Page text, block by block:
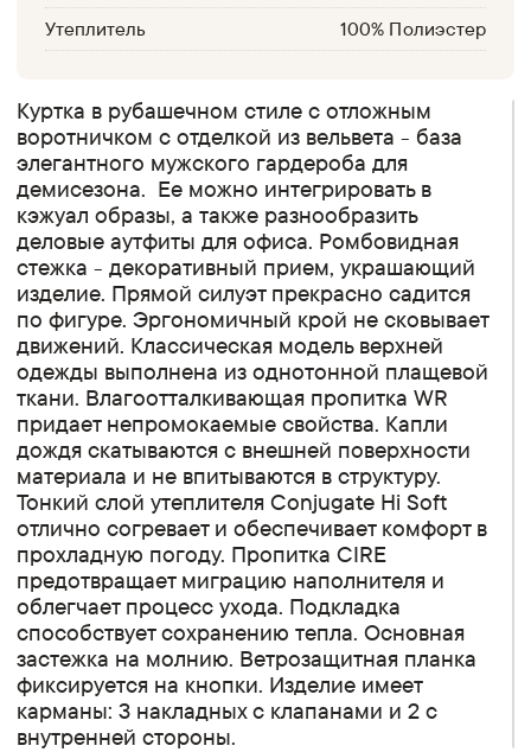
Куртка в рубашечном стиле с отложным
воротничком с отделкой из вельвета - база
элегантного мужского гардероба для
демисезона. Ее можно интегрировать в
кэжуал образы, а также разнообразить
деловые аутфиты для офиса. Ромбовидная
стежка - декоративный прием, украшающий
изделие. Прямой силуэт прекрасно садится
по фигуре. Эргономичный крой не сковывает
движений. Классическая модель верхней
одежды выполнена из однотонной плащевой
ткани. Влагоотталкивающая пропитка WR
придает непромокаемые свойства. Капли
дождя скатываются с внешней поверхности
материала и не впитываются в структуру.
Тонкий слой утеплителя Conjugate Hi Soft
отлично согревает и обеспечивает комфорт в
прохладную погоду. Пропитка CIRE
предотвращает миграцию наполнителя и
облегчает процесс ухода. Подкладка
способствует сохранению тепла. Основная
застежка на молнию. Ветрозащитная планка
фиксируется на кнопки. Изделие имеет
карманы: 3 накладных с клапанами и 2 с
внутренней стороны.
Утеплитель 100% Полиэстер